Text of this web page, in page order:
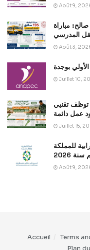
Août 9,
مباراة
Août 3,
Juillet 10,
توظف تقنيي
Juillet 15,
للمملكة
2026
Août 9,
Accueil Terms